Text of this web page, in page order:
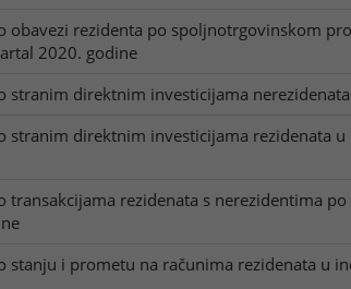
obavezi rezidenta po spoljnotrgovinskom
2020. godine
stranim direktnim investicijama
stranim direktnim investicijama rezidenata
transakcijama rezidenata s nerezidentima
stanju i prometu na računima rezidenata u